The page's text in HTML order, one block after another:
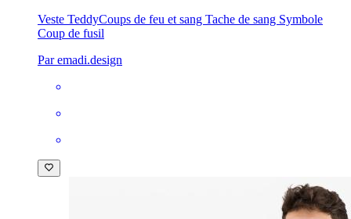
Veste TeddyCoups de feu et sang Tache de sang Symbole
Coup de fusil
Par emadi.design